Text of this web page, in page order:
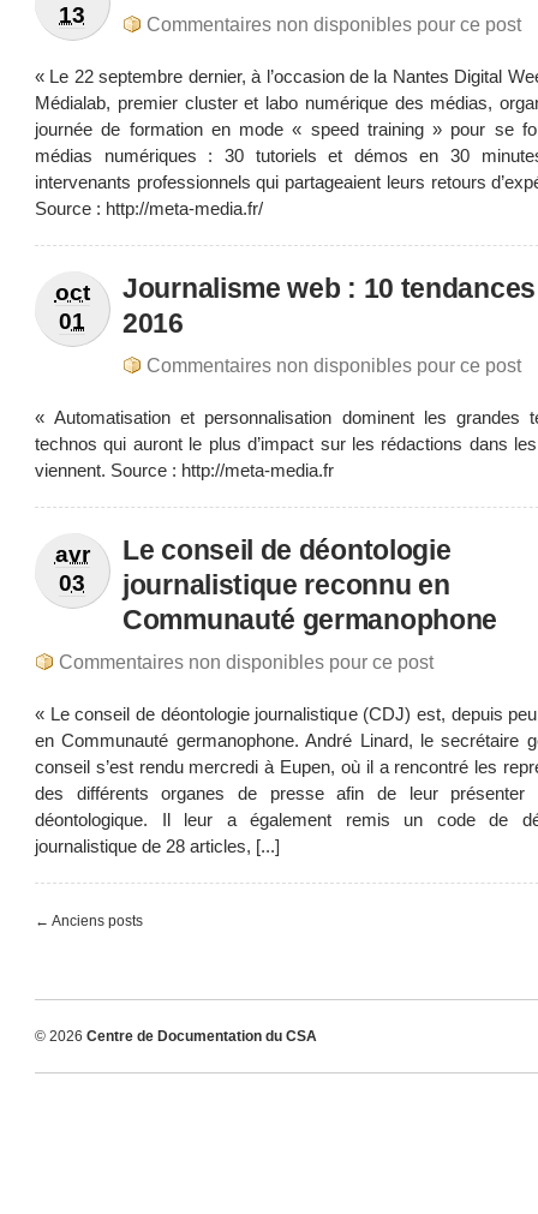
13
Commentaires non disponibles pour ce post
« Le 22 septembre dernier, à l’occasion de la Nantes Digital
Médialab, premier cluster et labo numérique des médias,
journée de formation en mode « speed training » pour se
médias numériques : 30 tutoriels et démos en 30
intervenants professionnels qui partageaient leurs retours
Source : http://meta-media.fr/
oct
01
Journalisme web : 10
2016
Commentaires non disponibles pour ce post
« Automatisation et personnalisation dominent les grandes
technos qui auront le plus d’impact sur les rédactions dans
viennent. Source : http://meta-media.fr
avr
03
Le conseil de déontologie
journalistique reconnu en
Communauté germanophone
Commentaires non disponibles pour ce post
« Le conseil de déontologie journalistique (CDJ) est, depuis
en Communauté germanophone. André Linard, le secrétaire
conseil s’est rendu mercredi à Eupen, où il a rencontré les
des différents organes de presse afin de leur présenter
déontologique. Il leur a également remis un code de
journalistique de 28 articles, [...]
← Anciens posts
© 2026 Centre de Documentation du CSA